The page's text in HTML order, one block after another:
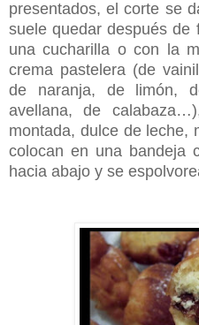
presentados, el corte se
suele quedar después de
una cucharilla o con la
crema pastelera (de
de naranja, de limón,
avellana, de
montada, dulce de
colocan en una bandeja
hacia abajo y se